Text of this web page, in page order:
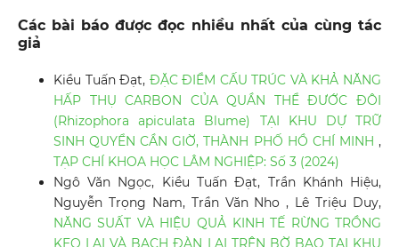
Các bài báo được đọc nhiều nhất của cùng tác
giả
Kiều Tuấn Đạt, ĐẶC ĐIỂM CẤU TRÚC VÀ KHẢ NĂNG
HẤP THỤ CARBON CỦA QUẦN THỂ ĐƯỚC ĐÔI
(Rhizophora apiculata Blume) TẠI KHU DỰ TRỮ
SINH QUYỂN CẦN GIỜ, THÀNH PHỐ HỒ CHÍ MINH,
TẠP CHÍ KHOA HỌC LÂM NGHIỆP: Số 3 (2024)
Ngô Văn Ngọc, Kiều Tuấn Đạt, Trần Khánh Hiệu,
Nguyễn Trọng Nam, Trần Văn Nho , Lê Triệu Duy,
NĂNG SUẤT VÀ HIỆU QUẢ KINH TẾ RỪNG TRỒNG
KEO LAI VÀ BẠCH ĐÀN LAI TRÊN BỜ BAO TẠI KHU